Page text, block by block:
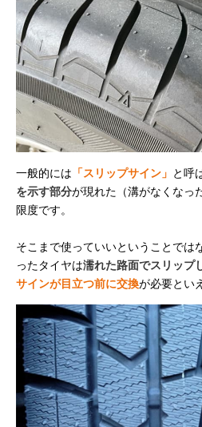
一般的には 「スリップサイン」 と呼
を示す部分が現れた（溝がなくなっ
限度です。
そこまで使っていいということでは
ったタイヤは濡れた路面でスリップ
サインが目立つ前に交換が必要とい